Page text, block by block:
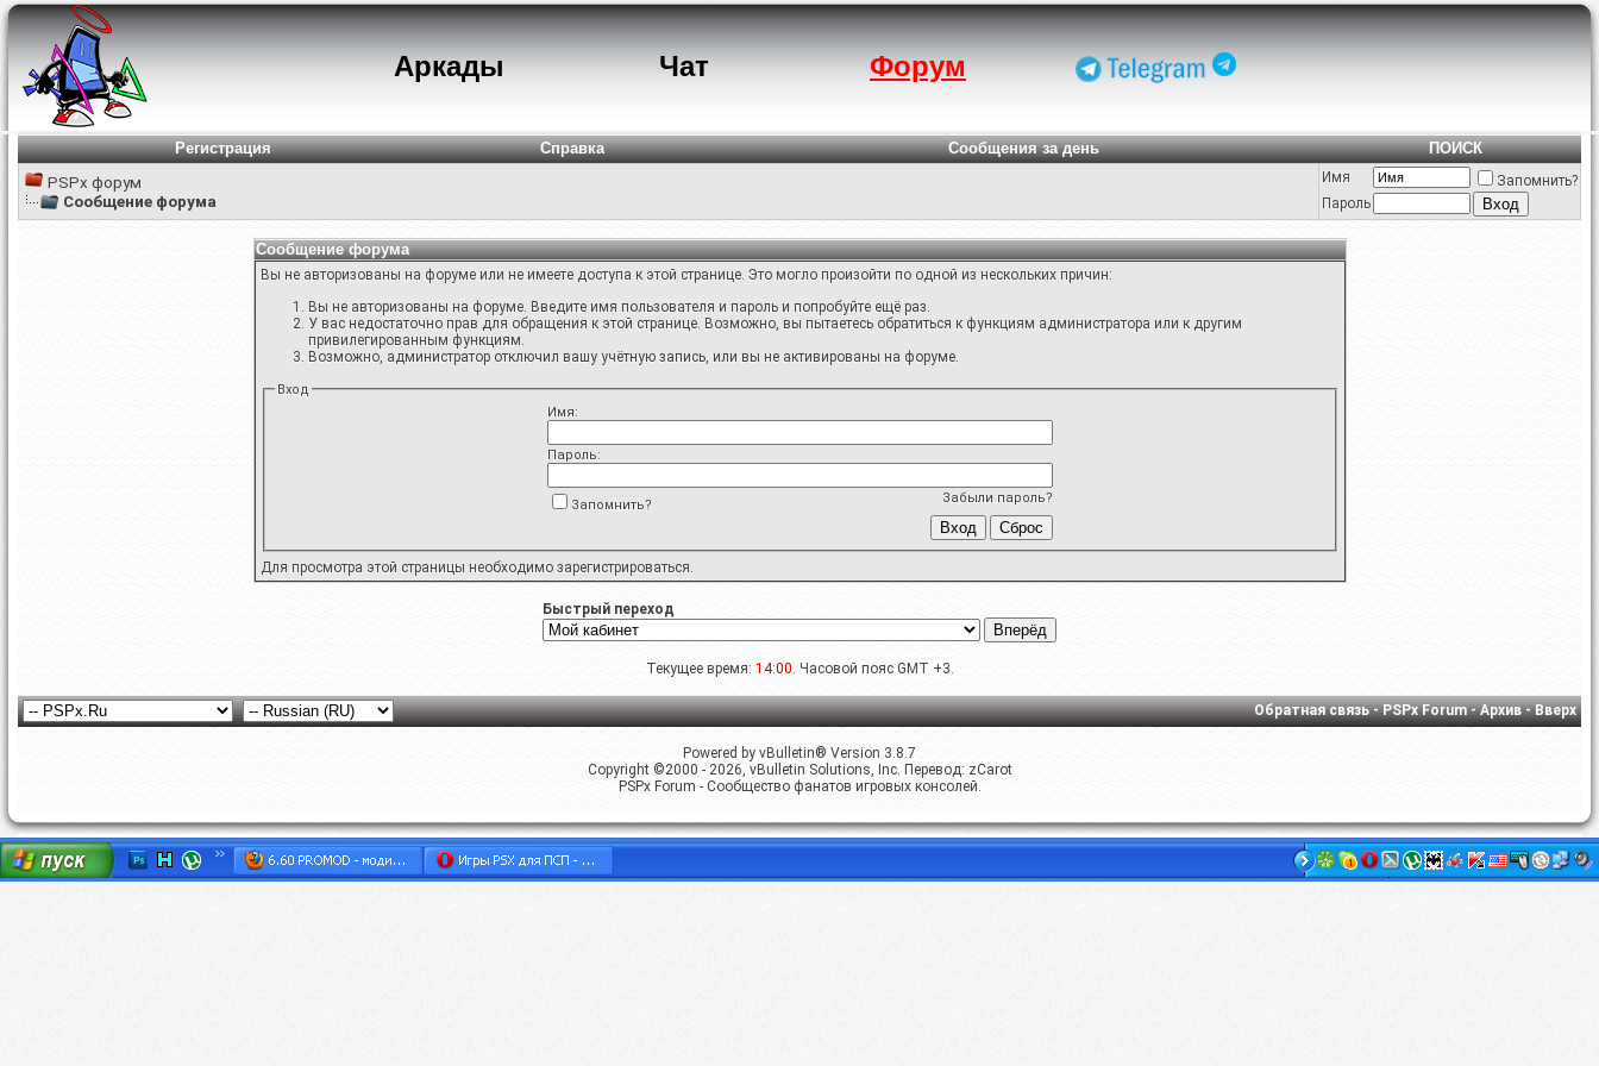
Аркады Чат Форум
Регистрация Справка Сообщения за день
ПОИСК
PSPx форум
Сообщение форума
Имя
Запомнить?
Пароль
Сообщение форума
Вы не авторизованы на форуме или не имеете доступа к этой странице. Это могло произойти по одной из нескольких причин:
Вы не авторизованы на форуме. Введите имя пользователя и пароль и попробуйте ещё раз.
У вас недостаточно прав для обращения к этой странице. Возможно, вы пытаетесь обратиться к функциям администратора или к другим
привилегированным функциям.
Возможно, администратор отключил вашу учётную запись, или вы не активированы на форуме.
Вход
Имя:
Пароль:
Забыли пароль?
Запомнить?
Для просмотра этой страницы необходимо зарегистрироваться.
Быстрый переход
Текущее время: 14:00. Часовой пояс GMT +3.
Обратная связь-PSPx Forum-Архив-Вверх
Powered by vBulletin® Version 3.8.7
Copyright ©2000 - 2026, vBulletin Solutions, Inc. Перевод: zCarot
PSPx Forum - Сообщество фанатов игровых консолей.